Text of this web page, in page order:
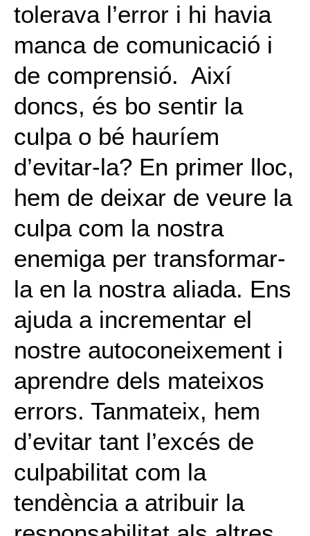
tolerava l’error i hi havia
manca de comunicació i
de comprensió. Així
doncs, és bo sentir la
culpa o bé hauríem
d’evitar-la? En primer lloc,
hem de deixar de veure la
culpa com la nostra
enemiga per transformar-
la en la nostra aliada. Ens
ajuda a incrementar el
nostre autoconeixement i
aprendre dels mateixos
errors. Tanmateix, hem
d’evitar tant l’excés de
culpabilitat com la
tendència a atribuir la